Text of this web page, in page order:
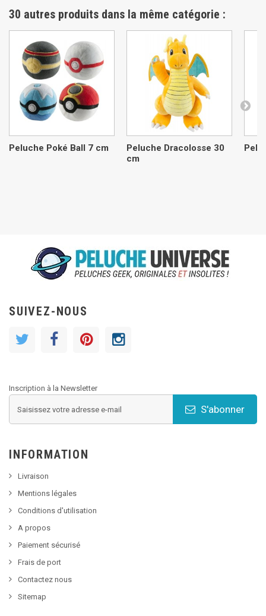
30 autres produits dans la même catégorie :
Peluche Poké Ball 7 cm
Peluche Dracolosse 30
cm
SUIVEZ-NOUS
Inscription à la Newsletter
S'abonner
INFORMATION
Livraison
Mentions légales
Conditions d'utilisation
A propos
Paiement sécurisé
Frais de port
Contactez nous
Sitemap